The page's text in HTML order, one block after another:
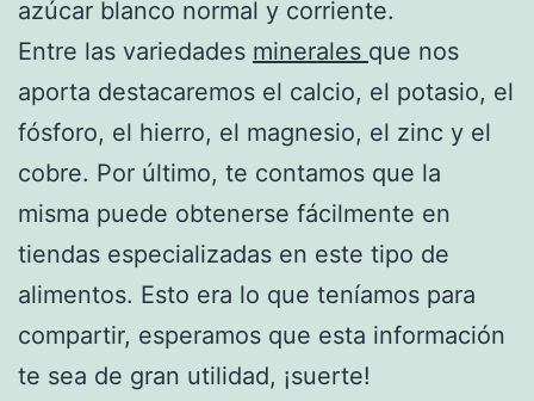
azúcar blanco normal y corriente.
Entre las variedades minerales que nos
aporta destacaremos el calcio, el potasio, el
fósforo, el hierro, el magnesio, el zinc y el
cobre. Por último, te contamos que la
misma puede obtenerse fácilmente en
tiendas especializadas en este tipo de
alimentos. Esto era lo que teníamos para
compartir, esperamos que esta información
te sea de gran utilidad, ¡suerte!